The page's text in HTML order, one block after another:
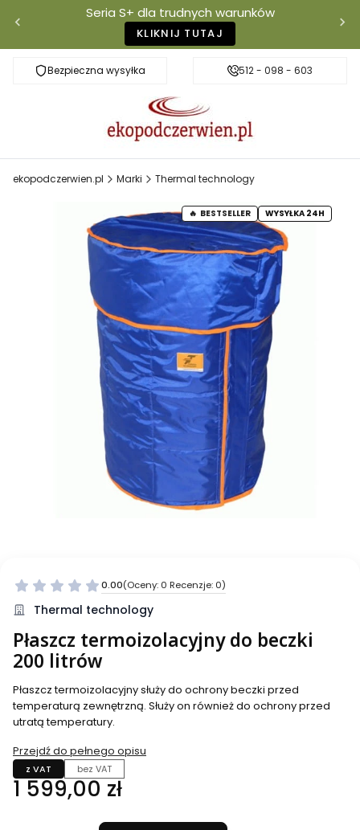
Seria S+ dla trudnych warunków
KLIKNIJ TUTAJ
Bezpieczna wysyłka Darmowa dostawa od 500 złWłaściciel
512 - 098 - 603
ekopodczerwien.pl Marki Thermal technology
BESTSELLER WYSYŁKA 24H
0.00(Oceny: 0 Recenzje: 0)
Thermal technology
Płaszcz termoizolacyjny do beczki
200 litrów
Płaszcz termoizolacyjny służy do ochrony beczki przed
temperaturą zewnętrzną. Służy on również do ochrony przed
utratą temperatury.
Przejdź do pełnego opisu
z VAT bez VAT
Cena
1 599,00 zł